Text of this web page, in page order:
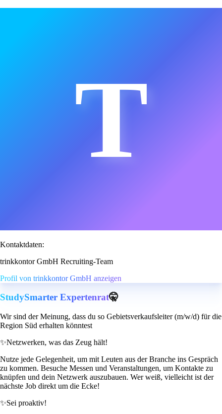
T
Kontaktdaten:
trinkkontor GmbH Recruiting-Team
Profil von trinkkontor GmbH anzeigen
StudySmarter Expertenrat🤫
Wir sind der Meinung, dass du so Gebietsverkaufsleiter (m/w/d) für die
Region Süd erhalten könntest
✨Netzwerken, was das Zeug hält!
Nutze jede Gelegenheit, um mit Leuten aus der Branche ins Gespräch
zu kommen. Besuche Messen und Veranstaltungen, um Kontakte zu
knüpfen und dein Netzwerk auszubauen. Wer weiß, vielleicht ist der
nächste Job direkt um die Ecke!
✨Sei proaktiv!